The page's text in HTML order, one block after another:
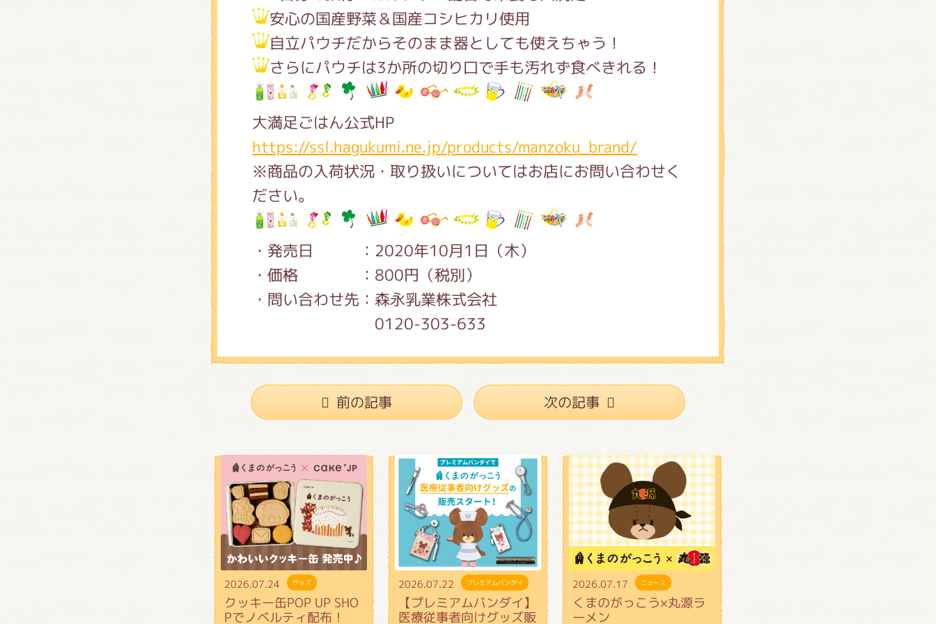
安心の国産野菜＆国産コシヒカリ使用
自立パウチだからそのまま器としても使えちゃう！
さらにパウチは3か所の切り口で手も汚れず食べきれる！
大満足ごはん公式HP
https://ssl.hagukumi.ne.jp/products/manzoku_brand/
※商品の入荷状況・取り扱いについてはお店にお問い合わせく
ださい。
・発売日 ：2020年10月1日（木）
・価格 ：800円（税別）
・問い合わせ先：森永乳業株式会社
0120-303-633
前の記事 次の記事
2026.07.24 グッズ
クッキー缶POP UP SHO
Pでノベルティ配布！
2026.07.22 プレミアムバンダイ
【プレミアムバンダイ】
医療従事者向けグッズ販
2026.07.17 ニュース
くまのがっこう×丸源ラ
ーメン